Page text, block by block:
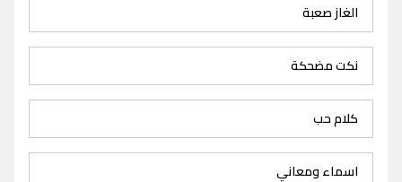
الغاز صعبة
نكت مضحكة
كلام حب
اسماء ومعاني